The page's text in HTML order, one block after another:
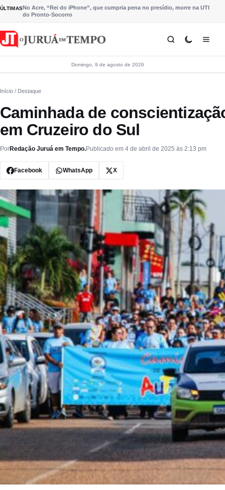
Pular para o conteúdo
ÚLTIMASNo Acre, “Rei do iPhone”, que cumpria pena no presídio, morre na UTI
do Pronto-Socorro
Domingo, 9 de agosto de 2026
Início / Destaque
Caminhada de
em Cruzeiro do Sul
PorRedação Juruá em Tempo.Publicado em 4 de abril de 2025 às 2:13 pm
Facebook WhatsApp X